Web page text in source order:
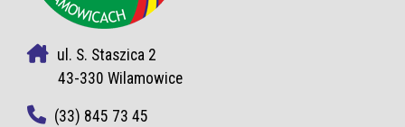
ul. S. Staszica 2
43-330 Wilamowice
(33) 845 73 45